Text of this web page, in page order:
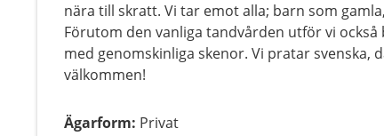
nära till skratt. Vi tar emot alla; barn som
Förutom den vanliga tandvården utför vi
med genomskinliga skenor. Vi pratar svenska,
välkommen!
Ägarform: Privat